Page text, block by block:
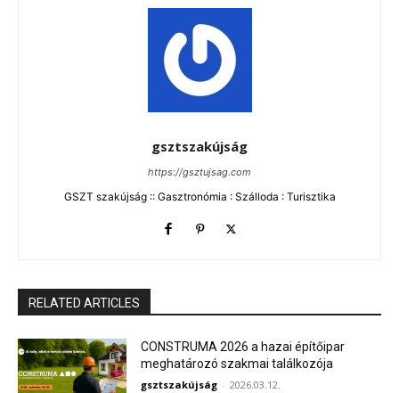
gsztszakújság
https://gsztujsag.com
GSZT szakújság :: Gasztronómia : Szálloda : Turisztika
RELATED ARTICLES
CONSTRUMA 2026 a hazai építőipar
meghatározó szakmai találkozója
gsztszakújság - 2026.03.12.